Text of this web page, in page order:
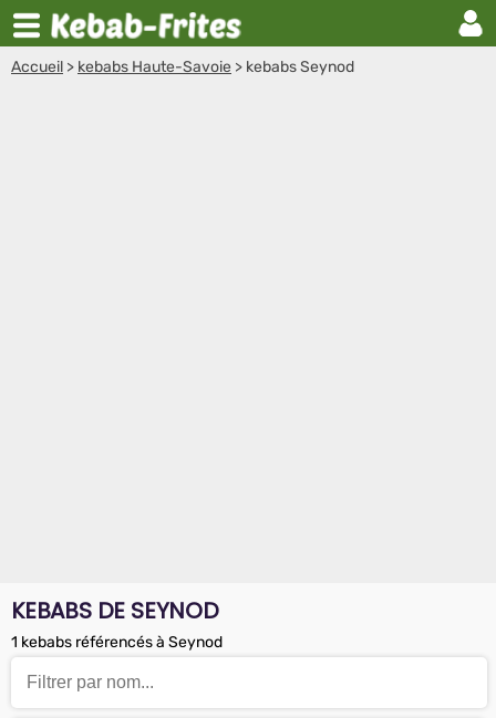
Accueil > kebabs Haute-Savoie > kebabs Seynod
KEBABS DE SEYNOD
1 kebabs référencés à Seynod